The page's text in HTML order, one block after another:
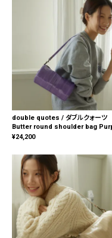
double quotes / ダブルクォーツ
Butter round shoulder bag
¥24,200